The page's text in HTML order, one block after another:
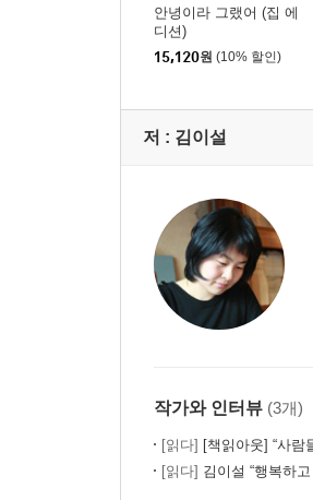
안녕이라 그랬어 (집 에
디션)
15,120원 (10% 할인)
저 : 김이설
작가와 인터뷰 (3개)
[읽다] [책읽아웃] “사람들
[읽다] 김이설 “행복하